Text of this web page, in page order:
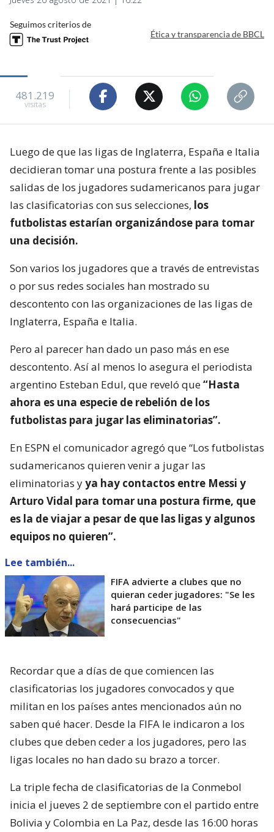
Seguimos criterios de
Ética y transparencia de BBCL
481.219
visitas
Luego de que las ligas de Inglaterra, España e Italia
decidieran tomar una postura frente a las posibles
salidas de los jugadores sudamericanos para jugar
las clasificatorias con sus selecciones, los
futbolistas estarían organizándose para tomar
una decisión.
Son varios los jugadores que a través de entrevistas
o por sus redes sociales han mostrado su
descontento con las organizaciones de las ligas de
Inglaterra, España e Italia.
Pero al parecer han dado un paso más en ese
descontento. Así al menos lo asegura el periodista
argentino Esteban Edul, que reveló que“Hasta
ahora es una especie de rebelión de los
futbolistas para jugar las eliminatorias”.
En ESPN el comunicador agregó que “Los futbolistas
sudamericanos quieren venir a jugar las
eliminatorias yya hay contactos entre Messi y
Arturo Vidal para tomar una postura firme, que
es la de viajar a pesar de que las ligas y algunos
equipos no quieren”.
Lee también...
FIFA advierte a clubes que no
quieran ceder jugadores: "Se les
hará participe de las
consecuencias"
Recordar que a días de que comiencen las
clasificatorias los jugadores convocados y que
militan en los países antes mencionados aún no
saben qué hacer. Desde la FIFA le indicaron a los
clubes que deben ceder a los jugadores, pero las
ligas locales no han dado su brazo a torcer.
La triple fecha de clasificatorias de la Conmebol
inicia el jueves 2 de septiembre con el partido entre
Bolivia y Colombia en La Paz, desde las 16:00 horas